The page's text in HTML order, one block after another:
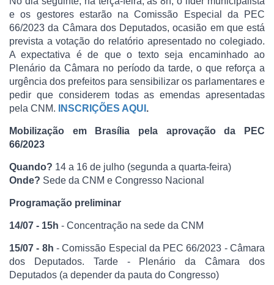
e os gestores estarão na Comissão Especial da PEC
66/2023 da Câmara dos Deputados, ocasião em que está
prevista a votação do relatório apresentado no colegiado.
A expectativa é de que o texto seja encaminhado ao
Plenário da Câmara no período da tarde, o que reforça a
urgência dos prefeitos para sensibilizar os parlamentares e
pedir que considerem todas as emendas apresentadas
pela CNM.
INSCRIÇÕES AQUI .
Mobilização em Brasília pela aprovação da PEC
66/2023
Quando? 14 a 16 de julho (segunda a quarta-feira)
Onde? Sede da CNM e Congresso Nacional
Programação preliminar
14/07 - 15h - Concentração na sede da CNM
15/07 - 8h - Comissão Especial da PEC 66/2023 - Câmara
dos Deputados. Tarde - Plenário da Câmara dos
Deputados (a depender da pauta do Congresso)